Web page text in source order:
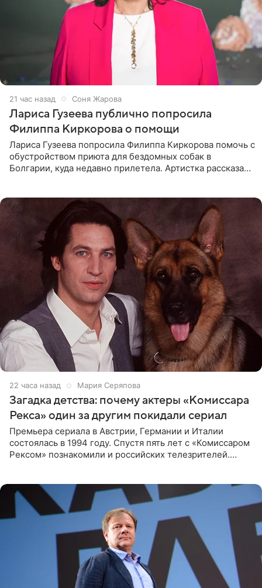
21 час назад Соня Жарова
Лариса Гузеева публично попросила
Филиппа Киркорова о помощи
Лариса Гузеева попросила Филиппа Киркорова помочь с
обустройством приюта для бездомных собак в
Болгарии, куда недавно прилетела. Артистка рассказала
22 часа назад Мария Серяпова
Загадка детства: почему актеры «Комиссара
Рекса» один за другим покидали сериал
Премьера сериала в Австрии, Германии и Италии
состоялась в 1994 году. Спустя пять лет с «Комиссаром
Рексом» познакомили и российских телезрителей.